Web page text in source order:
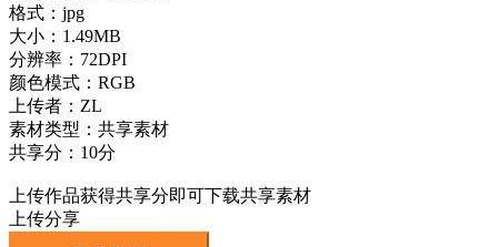
格式：jpg
大小：1.49MB
分辨率：72DPI
颜色模式：RGB
上传者：ZL
素材类型：共享素材
共享分：10分
上传作品获得共享分即可下载共享素材
上传分享